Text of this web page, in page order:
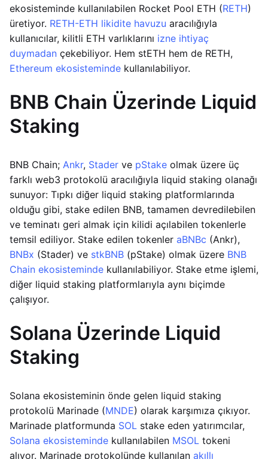
ekosisteminde kullanılabilen Rocket Pool ETH (RETH)
üretiyor. RETH-ETH likidite havuzu aracılığıyla
kullanıcılar, kilitli ETH varlıklarını izne ihtiyaç
duymadan çekebiliyor. Hem stETH hem de RETH,
Ethereum ekosisteminde kullanılabiliyor.
BNB Chain Üzerinde Liquid
Staking
BNB Chain; Ankr, Stader ve pStake olmak üzere üç
farklı web3 protokolü aracılığıyla liquid staking olanağı
sunuyor: Tıpkı diğer liquid staking platformlarında
olduğu gibi, stake edilen BNB, tamamen devredilebilen
ve teminatı geri almak için kilidi açılabilen tokenlerle
temsil ediliyor. Stake edilen tokenler aBNBc (Ankr),
BNBx (Stader) ve stkBNB (pStake) olmak üzere BNB
Chain ekosisteminde kullanılabiliyor. Stake etme işlemi,
diğer liquid staking platformlarıyla aynı biçimde
çalışıyor.
Solana Üzerinde Liquid
Staking
Solana ekosisteminin önde gelen liquid staking
protokolü Marinade (MNDE) olarak karşımıza çıkıyor.
Marinade platformunda SOL stake eden yatırımcılar,
Solana ekosisteminde kullanılabilen MSOL tokeni
alıyor. Marinade protokolünde kullanılan akıllı